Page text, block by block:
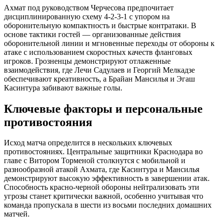
Ахмат под руководством Черчесова предпочитает
дисциплинированную схему 4-2-3-1 с упором на
оборонительную компактность и быстрые контратаки. В
основе тактики гостей — организованные действия
оборонительной линии и мгновенные переходы от обороны к
атаке с использованием скоростных качеств фланговых
игроков. Грозненцы демонстрируют отлаженные
взаимодействия, где Лечи Садулаев и Георгий Мелкадзе
обеспечивают креативность, а Брайан Мансилья и Эгаш
Касинтура забивают важные голы.
Ключевые факторы и персональные
противостояния
Исход матча определится в нескольких ключевых
противостояниях. Центральные защитники Краснодара во
главе с Витором Торменой столкнутся с мобильной и
разнообразной атакой Ахмата, где Касинтура и Мансилья
демонстрируют высокую эффективность в завершении атак.
Способность красно-черной обороны нейтрализовать эти
угрозы станет критически важной, особенно учитывая что
команда пропускала в шести из восьми последних домашних
матчей.